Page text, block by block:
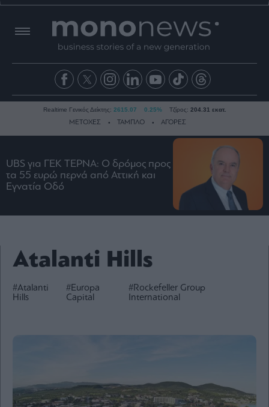
Ειδήσεις
Οικονομία
Real
Estate
Ενέργεια
Πολιτική
Financial
Times
Realtime Γενικός Δείκτης: 2615.07 0.25% Τζίρος: 204.31 εκατ.
ΜΕΤΟΧΕΣ ΤΑΜΠΛΟ ΑΓΟΡΕΣ
UBS για ΓΕΚ ΤΕΡΝΑ: Ο δρόμος προς
τα 55 ευρώ περνά από Αττική και
Εγνατία Οδό
Atalanti Hills
#Atalanti
Hills
#Europa
Capital
#Rockefeller Group
International